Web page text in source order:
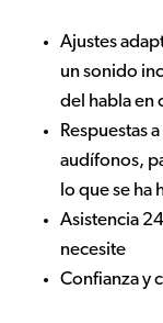
Ajustes
un sonido
del habla en
Respuestas
audífonos,
lo que se ha
Asistencia
necesite
Confianza y